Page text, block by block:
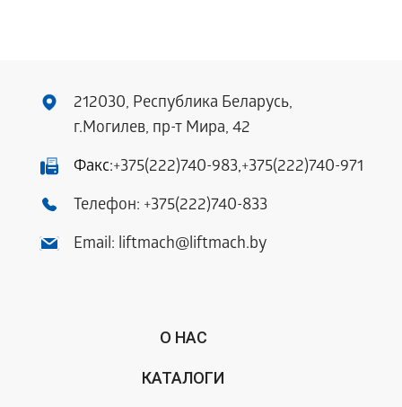
212030, Республика Беларусь,
г.Могилев, пр-т Мира, 42
Факс:+375(222)740-983,+375(222)740-971
Телефон: +375(222)740-833
Email: liftmach@liftmach.by
О НАС
КАТАЛОГИ